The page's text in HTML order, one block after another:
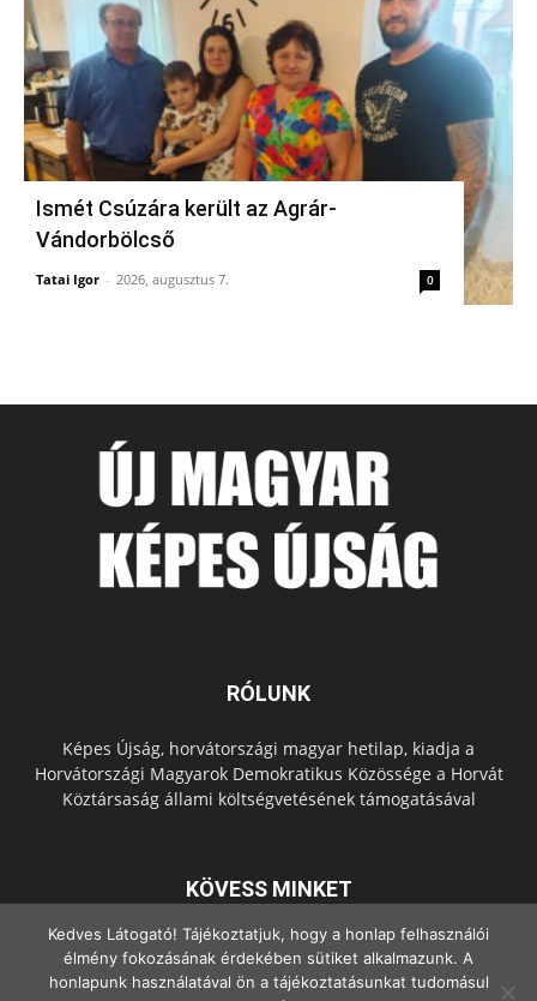
Ismét Csúzára került az Agrár-
Vándorbölcső
Tatai Igor - 2026, augusztus 7. 0
RÓLUNK
Képes Újság, horvátországi magyar hetilap, kiadja a
Horvátországi Magyarok Demokratikus Közössége a Horvát
Köztársaság állami költségvetésének támogatásával
KÖVESS MINKET
Kedves Látogató! Tájékoztatjuk, hogy a honlap felhasználói
élmény fokozásának érdekében sütiket alkalmazunk. A
honlapunk használatával ön a tájékoztatásunkat tudomásul